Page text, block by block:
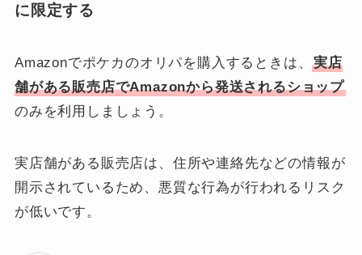
に限定する
Amazonでポケカのオリパを購入するときは、実店
舗がある販売店でAmazonから発送されるショップ
のみを利用しましょう。
実店舗がある販売店は、住所や連絡先などの情報が
開示されているため、悪質な行為が行われるリスク
が低いです。